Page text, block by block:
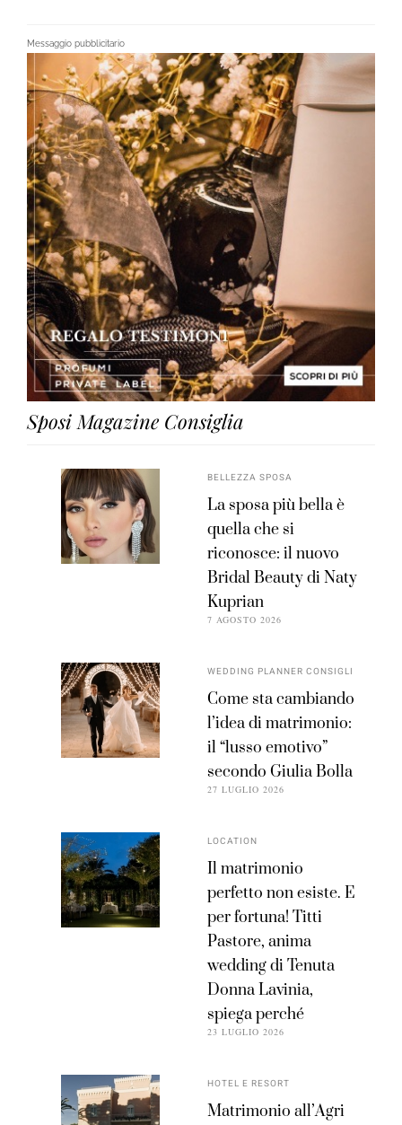
Messaggio pubblicitario
Sposi Magazine Consiglia
BELLEZZA SPOSA
La sposa più bella è
quella che si
riconosce: il nuovo
Bridal Beauty di Naty
Kuprian
7 AGOSTO 2026
WEDDING PLANNER CONSIGLI
Come sta cambiando
l’idea di matrimonio:
il “lusso emotivo”
secondo Giulia Bolla
27 LUGLIO 2026
LOCATION
Il matrimonio
perfetto non esiste. E
per fortuna! Titti
Pastore, anima
wedding di Tenuta
Donna Lavinia,
spiega perché
23 LUGLIO 2026
HOTEL E RESORT
Matrimonio all’Agri